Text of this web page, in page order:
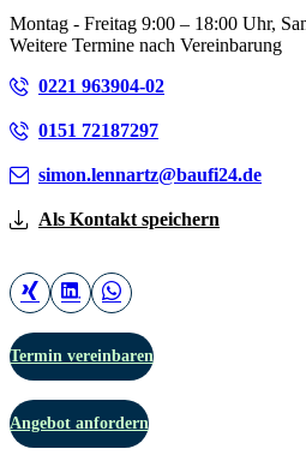
Montag - Freitag 9:00 – 18:00 Uhr,
Weitere Termine nach Vereinbarung
0221 963904-02
0151 72187297
simon.lennartz@baufi24.de
Als Kontakt speichern
Termin vereinbaren
Angebot anfordern